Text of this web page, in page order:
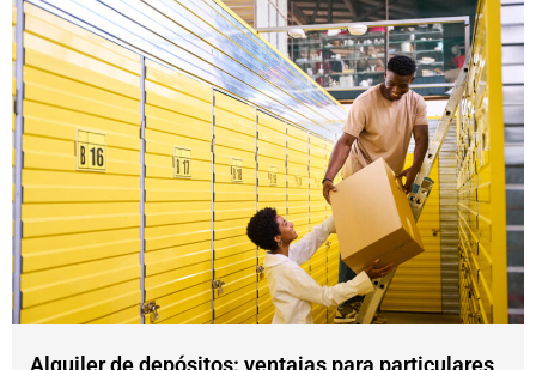
Alquiler de depósitos: ventajas para particulares